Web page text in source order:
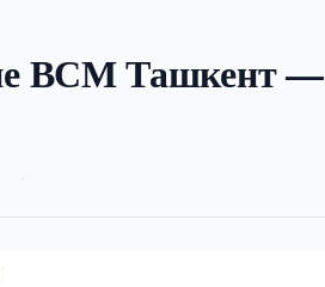
ВСМ Ташкент —